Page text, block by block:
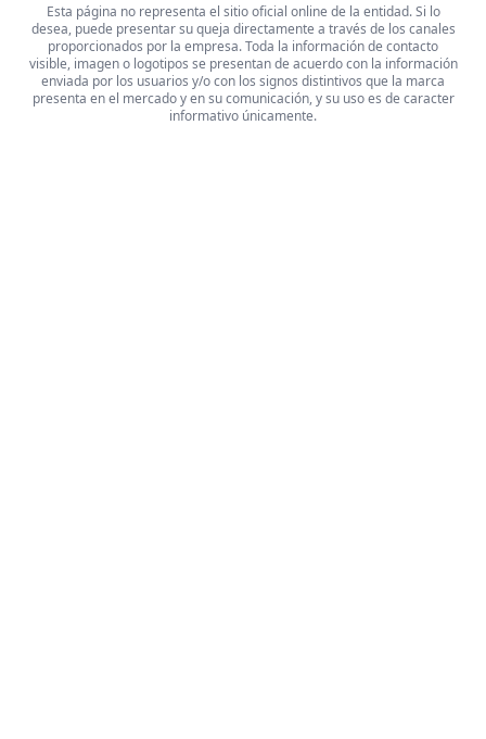
Esta página no representa el sitio oficial online de la entidad. Si lo
desea, puede presentar su queja directamente a través de los canales
proporcionados por la empresa. Toda la información de contacto
visible, imagen o logotipos se presentan de acuerdo con la información
enviada por los usuarios y/o con los signos distintivos que la marca
presenta en el mercado y en su comunicación, y su uso es de caracter
informativo únicamente.